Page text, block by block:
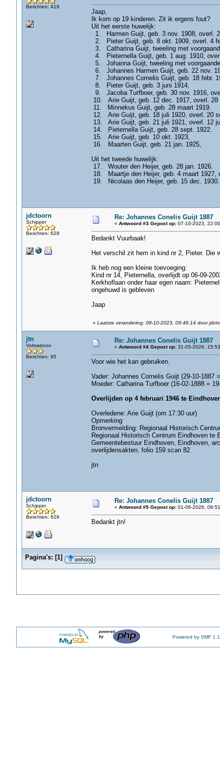
Berichten: 419
Jaap,
Ik kom op 19 kinderen. Zit ik ergens fout?
Uit het eerste huwelijk:
1. Harmen Guijt, geb. 3 nov. 1908, overl.
2. Pieter Guijt, geb. 8 okt. 1909, overl. 4
3. Catharina Guijt, tweeling met
4. Pieternella Guijt, geb. 1 aug. 1910,
5. Johanna Guijt, tweeling met
6. Johannes Harmen Guijt, geb. 22 nov.
7. Johannes Cornelis Guijt, geb. 18 febr.
8. Pieter Guijt, geb. 3 juni 1914,
9. Jacoba Turfboer, geb. 30 nov. 1916,
10. Arie Guijt, geb. 12 dec. 1917, overl. 28
11. Minnekus Guijt, geb. 28 maart 1919.
12. Arie Guijt, geb. 18 juli 1920, overl. 20
13. Arie Guijt, geb. 21 juli 1921, overl. 12
14. Pieternella Guijt, geb. 28 sept. 1922.
15. Arie Guijt, geb. 10 okt. 1923,
16. Maarten Guijt, geb. 21 jan. 1925,
Uit het tweede huwelijk:
17. Wouter den Heijer, geb. 28 jan. 1926.
18. Maartje den Heijer, geb. 4 maart 1927,
19. Nicolaas den Heijer, geb. 15 dec. 1930.
jdctoorn
Schipper
Berichten: 629
Re: Johannes Conelis Guijt 1887
« Antwoord #3 Gepost op:07-10-2023,
Bedankt Vuurbaak!
Het verschil zit hem in kind nr 2, Pieter. Die
Ik heb nog een kleine toevoeging:
Kind nr 14, Pieternella, overlijdt op 06-09-
Kerkhoflaan onder haar egen naam:
ongehuwd is gebleven
Jaap
« Laatste verandering: 08-10-2023, 09:46:14 door
jtn
Volmatroos
Berichten: 85
Re: Johannes Conelis Guijt 1887
« Antwoord #4 Gepost op:31-05-2026,
Voor wie het kan gebruiken.
Vader: Johannes Cornelis Guijt (29-10-1887
Moeder: Catharina Turfboer (16-02-1888 =
Overlijden op 4 februari 1946 te
Overledene: Arie Guijt (om 17:30 uur)
Opmerking
Bronvermelding: Regionaal Historisch
Regionaal Historisch Centrum Eindhoven te
Gemeentebestuur Eindhoven, Eindhoven,
overlijdensakten, folio 159 scan 82
jtn
jdctoorn
Schipper
Berichten: 629
Re: Johannes Conelis Guijt 1887
« Antwoord #5 Gepost op:01-06-2026,
Bedankt jtn!
Pagina's: [1]
Powered by SMF